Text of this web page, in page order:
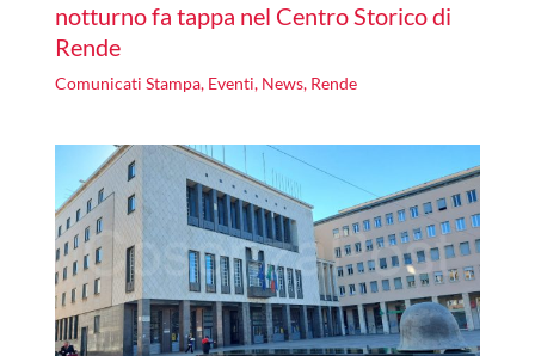
notturno fa tappa nel Centro Storico di
Rende
Comunicati Stampa, Eventi, News, Rende